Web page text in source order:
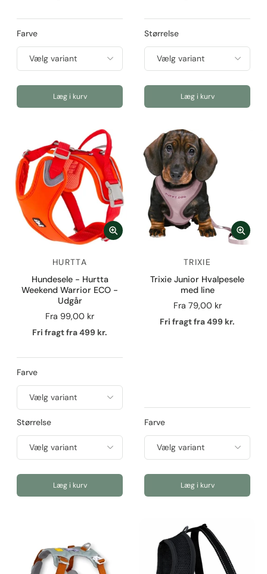
Farve
Læg i kurv
Størrelse
Læg i kurv
HURTTA
Hundesele - Hurtta
Weekend Warrior ECO -
Udgår
Fra 99,00 kr
Fri fragt fra 499 kr.
Farve
Størrelse
Læg i kurv
TRIXIE
Trixie Junior Hvalpesele
med line
Fra 79,00 kr
Fri fragt fra 499 kr.
Farve
Læg i kurv